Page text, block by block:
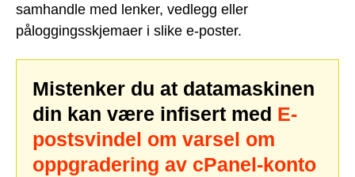
samhandle med lenker, vedlegg eller
påloggingsskjemaer i slike e-poster.
Mistenker du at datamaskinen
din kan være infisert med E-
postsvindel om varsel om
oppgradering av cPanel-konto